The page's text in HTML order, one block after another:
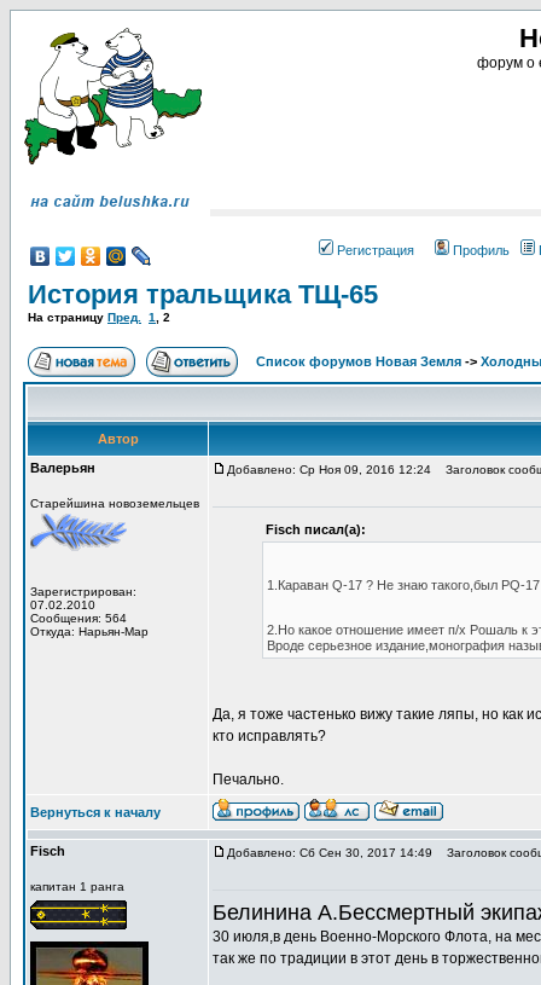
форум о
Регистрация Профиль
История тральщика ТЩ-65
На страницу Пред. 1 2
Список форумов Новая Земля ->
Автор
Валерьян
Старейшина новоземельцев
Зарегистрирован:
07.02.2010
Сообщения: 564
Откуда: Нарьян-Мар
Добавлено: Ср Ноя 09, 2016 12:24 Заголовок
Fisch писал(а):
1.Караван Q-17 ? Не знаю такого,был РQ-
2.Но какое отношение имеет п/х Рошаль к
Вроде серьезное издание,монография
Да, я тоже частенько вижу такие ляпы, но как
кто исправлять?
Печально.
Вернуться к началу
Fisch
капитан 1 ранга
Добавлено: Сб Сен 30, 2017 14:49 Заголовок
Белинина А.Бессмертный
30 июля,в день Военно-Морского Флота, на
так же по традиции в этот день в